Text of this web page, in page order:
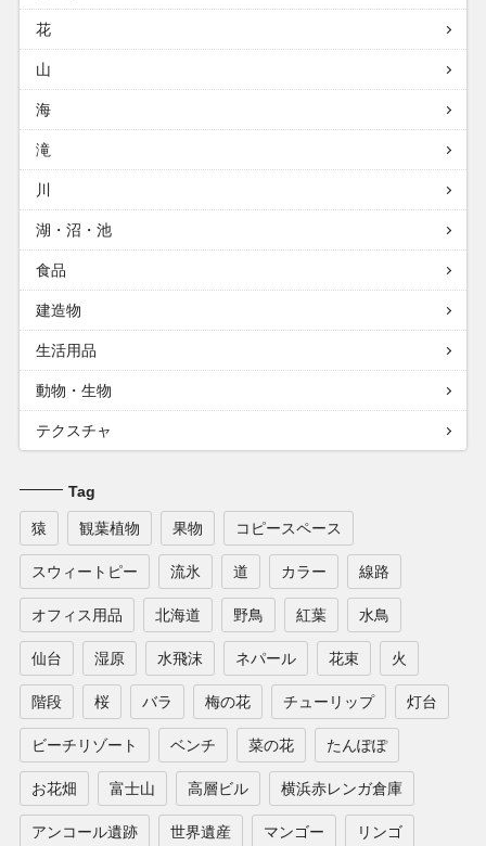
花
山
海
滝
川
湖・沼・池
食品
建造物
生活用品
動物・生物
テクスチャ
Tag
猿 観葉植物 果物 コピースペース
スウィートピー 流氷 道 カラー 線路
オフィス用品 北海道 野鳥 紅葉 水鳥
仙台 湿原 水飛沫 ネパール 花束 火
階段 桜 バラ 梅の花 チューリップ 灯台
ビーチリゾート ベンチ 菜の花 たんぽぽ
お花畑 富士山 高層ビル 横浜赤レンガ倉庫
アンコール遺跡 世界遺産 マンゴー リンゴ